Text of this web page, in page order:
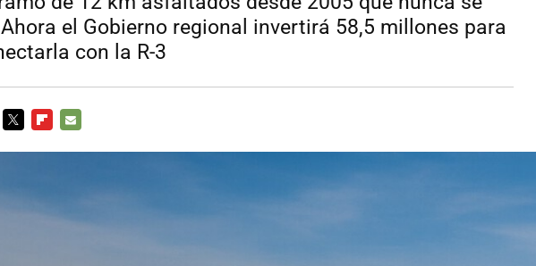
el Gobierno regional invertirá 58,5 millones para
con la R-3